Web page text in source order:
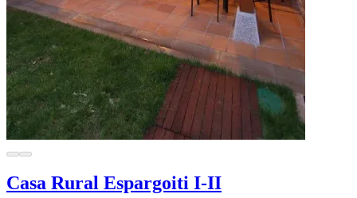
Casa Rural Espargoiti I-II